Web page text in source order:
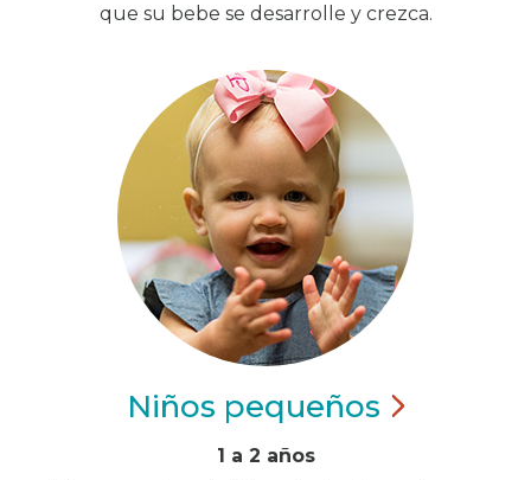
que su bebe se desarrolle y crezca.
Niños pequeños
1 a 2 años